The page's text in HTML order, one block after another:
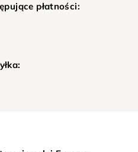
płatności: